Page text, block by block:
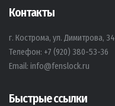
Контакты
г. Кострома, ул. Димитрова, 34
Телефон: +7 (920) 380-53-36
Email: info@fenslock.ru
Быстрые ссылки